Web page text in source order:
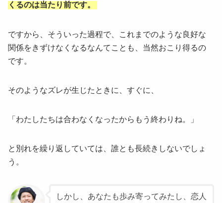
くるのは当たり前です。
ですから、そういった過程で、これまでのような良好な
関係をきずけなくなるなんてことも、当然おこり得るの
です。
そのようなズレが生じたときに、すぐに、
「わたしたちは合わなくなったからもう終わりね。」
と別れを繰り返していては、誰とも長続きしないでしょ
う。
しかし、あなたも歩み寄ってみたし、恋人